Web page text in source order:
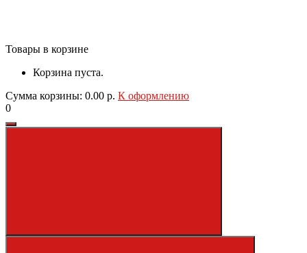
Товары в корзине
Корзина пуста.
Сумма корзины: 0.00 р. К оформлению
0